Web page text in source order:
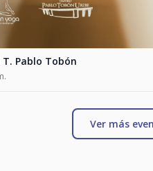
T. Pablo Tobón
Ver más